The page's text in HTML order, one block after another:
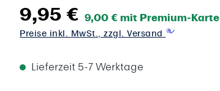
9,95 € 9,00 € mit Premium-Karte
Preise inkl. MwSt., zzgl. Versand
Lieferzeit 5-7 Werktage